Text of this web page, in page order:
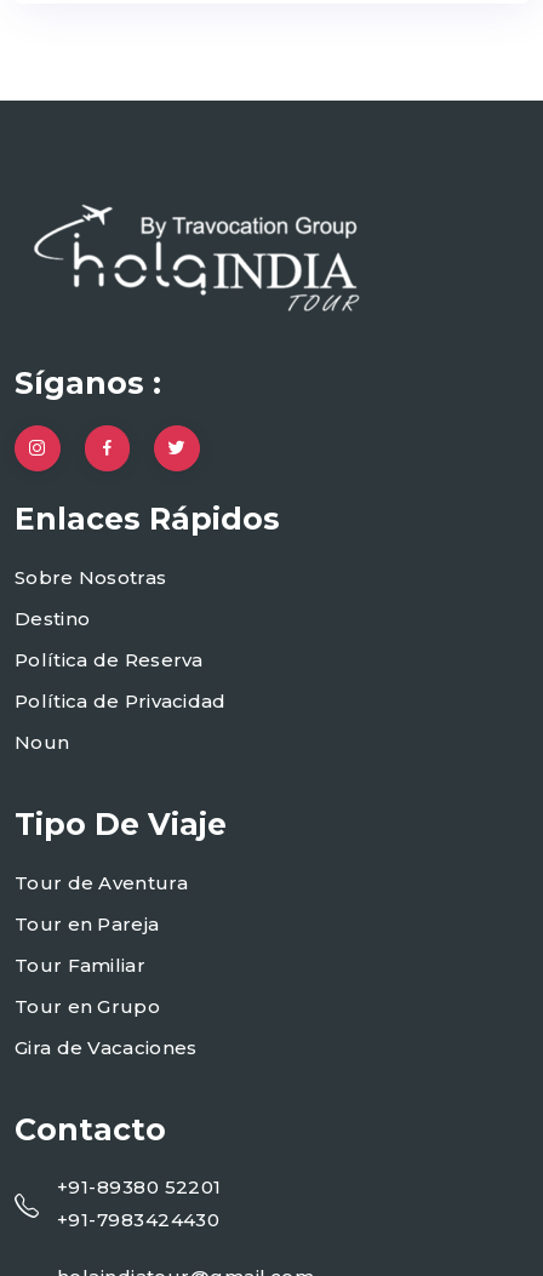
Síganos :
Enlaces Rápidos
Sobre Nosotras
Destino
Política de Reserva
Política de Privacidad
Noun
Tipo De Viaje
Tour de Aventura
Tour en Pareja
Tour Familiar
Tour en Grupo
Gira de Vacaciones
Contacto
+91-89380 52201
+91-7983424430